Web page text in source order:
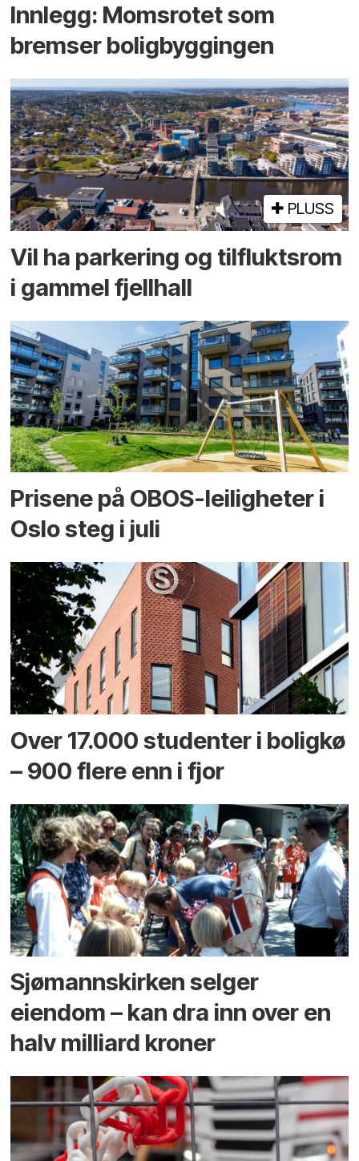
Innlegg: Moms­rotet som
bremser bolig­byggingen
PLUSS
Vil ha parkering og tilflukts­rom
i gammel fjellhall
Prisene på OBOS-leiligheter i
Oslo steg i juli
Over 17.000 studenter i boligkø
– 900 flere enn i fjor
Sjømannskirken selger
eiendom – kan dra inn over en
halv milliard kroner